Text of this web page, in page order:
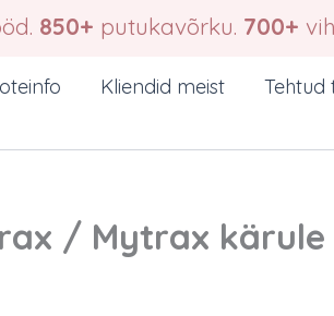
850+ putukavõrku. 700+
Kliendid meist Tehtud
/ Mytrax